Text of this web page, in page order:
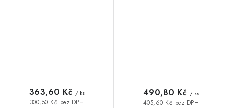
300,50 Kč bez DPH
363,60 Kč / ks
405,60 Kč bez DPH
490,80 Kč / ks